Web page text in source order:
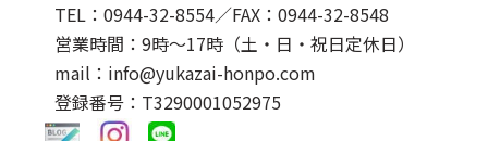
TEL：0944-32-8554／FAX：0944-32-8548
営業時間：9時～17時（土・日・祝日定休日）
mail：info@yukazai-honpo.com
登録番号：T3290001052975